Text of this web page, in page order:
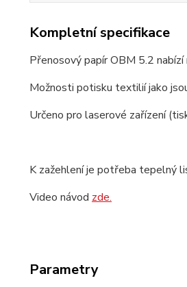
Kompletní specifikace
Přenosový papír OBM 5.2
Možnosti potisku textilií jako
Určeno pro laserové zařízení
K zažehlení je potřeba tepelný
Video návod zde.
Parametry